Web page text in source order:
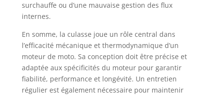
surchauffe ou d’une mauvaise gestion des flux
internes.
En somme, la culasse joue un rôle central dans
l’efficacité mécanique et thermodynamique d’un
moteur de moto. Sa conception doit être précise et
adaptée aux spécificités du moteur pour garantir
fiabilité, performance et longévité. Un entretien
régulier est également nécessaire pour maintenir